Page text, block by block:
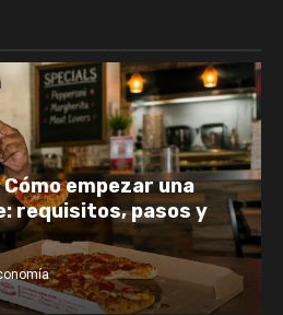
y Negocios
Inversiones
reto de retener a